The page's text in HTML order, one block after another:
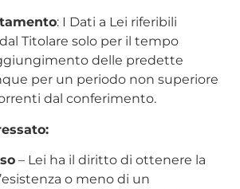
: I Dati a Lei riferibili
Titolare solo per il tempo
delle predette
per un periodo non superiore
dal conferimento.
– Lei ha il diritto di ottenere la
o meno di un